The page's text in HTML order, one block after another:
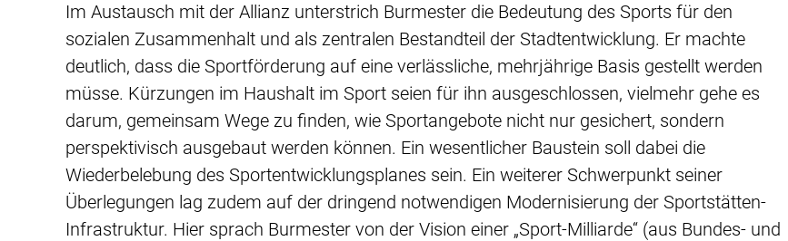
Im Austausch mit der Allianz unterstrich Burmester die Bedeutung des Sports für den
sozialen Zusammenhalt und als zentralen Bestandteil der Stadtentwicklung. Er machte
deutlich, dass die Sportförderung auf eine verlässliche, mehrjährige Basis gestellt werden
müsse. Kürzungen im Haushalt im Sport seien für ihn ausgeschlossen, vielmehr gehe es
darum, gemeinsam Wege zu finden, wie Sportangebote nicht nur gesichert, sondern
perspektivisch ausgebaut werden können. Ein wesentlicher Baustein soll dabei die
Wiederbelebung des Sportentwicklungsplanes sein. Ein weiterer Schwerpunkt seiner
Überlegungen lag zudem auf der dringend notwendigen Modernisierung der Sportstätten-
Infrastruktur. Hier sprach Burmester von der Vision einer „Sport-Milliarde“ (aus Bundes- und